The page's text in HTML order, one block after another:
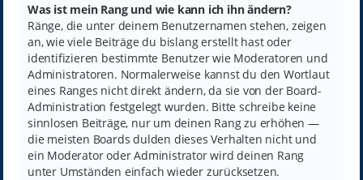
Was ist mein Rang und wie kann ich ihn ändern?
Ränge, die unter deinem Benutzernamen stehen, zeigen
an, wie viele Beiträge du bislang erstellt hast oder
identifizieren bestimmte Benutzer wie Moderatoren und
Administratoren. Normalerweise kannst du den Wortlaut
eines Ranges nicht direkt ändern, da sie von der Board-
Administration festgelegt wurden. Bitte schreibe keine
sinnlosen Beiträge, nur um deinen Rang zu erhöhen —
die meisten Boards dulden dieses Verhalten nicht und
ein Moderator oder Administrator wird deinen Rang
unter Umständen einfach wieder zurücksetzen.